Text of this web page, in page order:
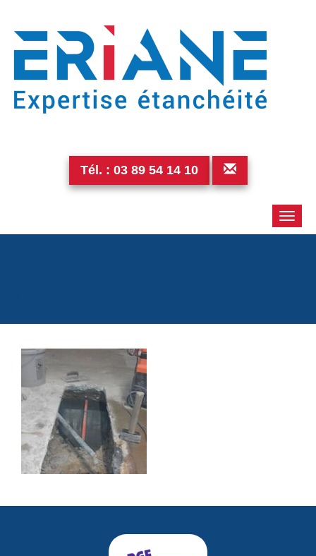
Tél. : 03 89 54 14 10
Toggle